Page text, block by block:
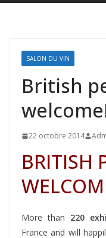
SALON DU VIN
British
22 octobre 2014
BRITISH
More than 220
France and will